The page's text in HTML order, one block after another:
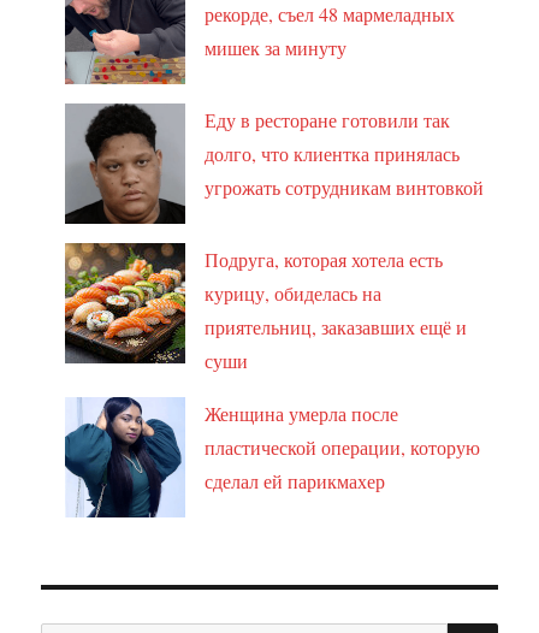
рекорде, съел 48 мармеладных
мишек за минуту
Еду в ресторане готовили так
долго, что клиентка принялась
угрожать сотрудникам винтовкой
Подруга, которая хотела есть
курицу, обиделась на
приятельниц, заказавших ещё и
суши
Женщина умерла после
пластической операции, которую
сделал ей парикмахер